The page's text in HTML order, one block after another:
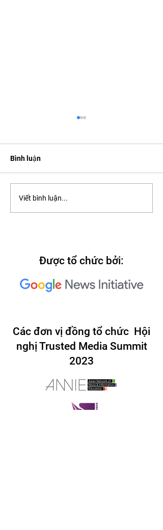
2022: "Searching for Our
North Star"
Bình luận
Viết bình luận...
Được tổ chức bởi:
Các đơn vị đồng tổ chức Hội
nghị Trusted Media Summit
2023